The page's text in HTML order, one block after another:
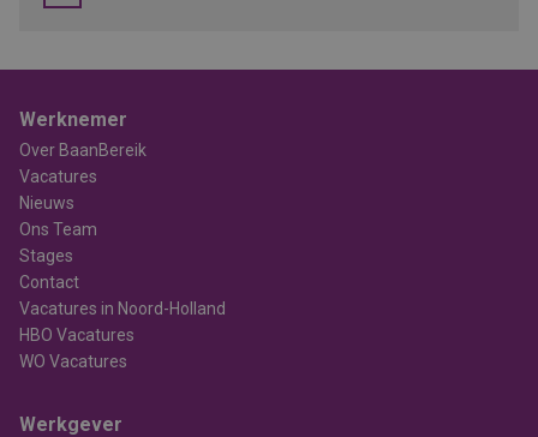
Werknemer
Over BaanBereik
Vacatures
Nieuws
Ons Team
Stages
Contact
Vacatures in Noord-Holland
HBO Vacatures
WO Vacatures
Werkgever